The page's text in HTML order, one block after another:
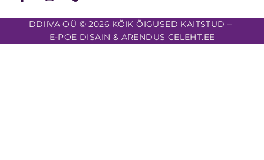
DDIIVA OÜ © 2026 KÕIK ÕIGUSED KAITSTUD –
E-POE DISAIN & ARENDUS CELEHT.EE